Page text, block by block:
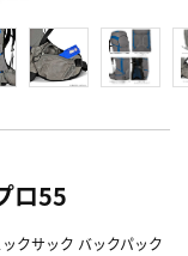
ロ55
クサック バックパック